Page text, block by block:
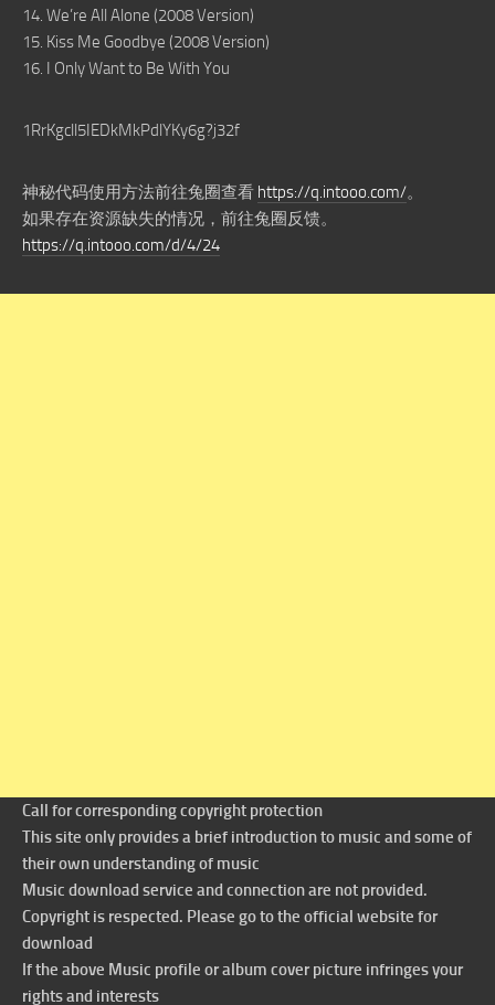
14. We’re All Alone (2008 Version)
15. Kiss Me Goodbye (2008 Version)
16. I Only Want to Be With You
1RrKgcll5IEDkMkPdlYKy6g?j32f
神秘代码使用方法前往兔圈查看 https://q.intooo.com/。
如果存在资源缺失的情况，前往兔圈反馈。
https://q.intooo.com/d/4/24
Call for corresponding copyright protection
This site only provides a brief introduction to music and some of
their own understanding of music
Music download service and connection are not provided.
Copyright is respected. Please go to the official website for
download
If the above Music profile or album cover picture infringes your
rights and interests